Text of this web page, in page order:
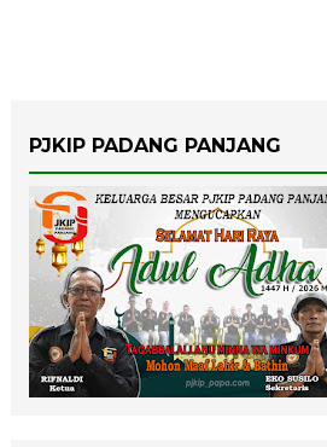
PJKIP PADANG PANJANG